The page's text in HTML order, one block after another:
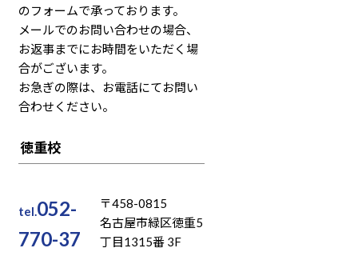
のフォームで承っております。
メールでのお問い合わせの場合、
お返事までにお時間をいただく場
合がございます。
お急ぎの際は、お電話にてお問い
合わせください。
徳重校
tel.052-
770-37
〒458-0815
名古屋市緑区徳重5
丁目1315番 3F